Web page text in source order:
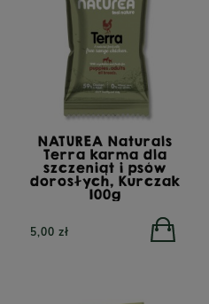
NATUREA Naturals
Terra karma dla
szczeniąt i psów
dorosłych, Kurczak
100g
5,00 zł